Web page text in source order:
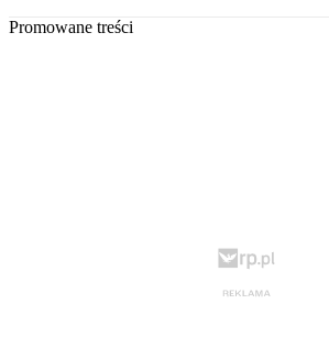
Promowane treści